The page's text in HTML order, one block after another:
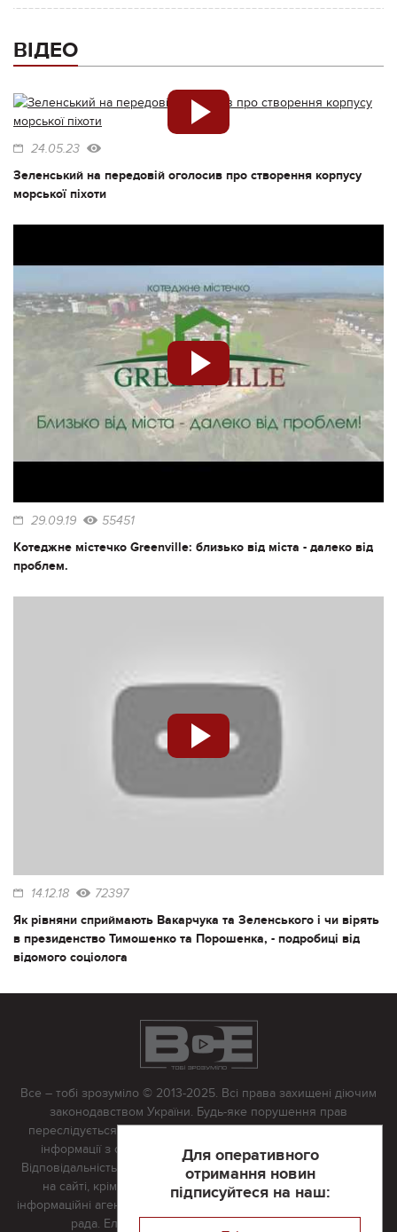
ВІДЕО
24.05.23
Зеленський на передовій оголосив про створення корпусу
морської піхоти
29.09.19 55451
Котеджне містечко Greenville: близько від міста - далеко від
проблем.
14.12.18 72397
Як рівняни сприймають Вакарчука та Зеленського і чи вірять
в президенство Тимошенко та Порошенка, - подробиці від
відомого соціолога
Для оперативного
отримання новин
підписуйтеся на наш:
Все – тобі зрозуміло © 2013-2025. Всі права захищені діючим
законодавством України. Будь-яке порушення прав
переслідується в судовому порядку. Будь-яке відтворення
інформації з сайту тільки з письмово дозволу редакції.
Відповідальність за достовірність усіх матеріалів, розміщених
на сайті, крім матеріалів, які містять посилання на інші
інформаційні агентства або інтернет-видання, несе редакційна
рада. Електронна пошта: